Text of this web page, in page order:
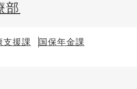
部
支援課 国保年金課